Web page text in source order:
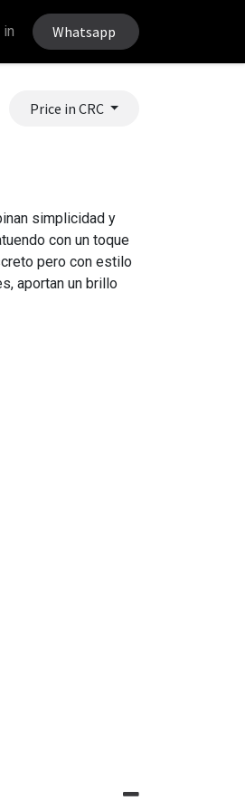
in Whatsapp
Price in CRC
simplicidad y
con un toque
pero con estilo
aportan un brillo